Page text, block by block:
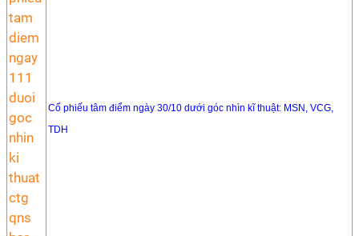
Cổ phiếu tâm điểm ngày 30/10 dưới góc nhìn kĩ thuật: MSN, VCG,
TDH